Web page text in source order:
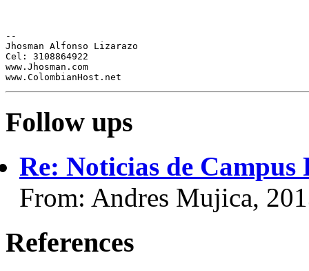
--
Jhosman Alfonso Lizarazo
Cel: 3108864922
www.Jhosman.com
Follow ups
Re: Noticias de
From: Andres Mujica,
References